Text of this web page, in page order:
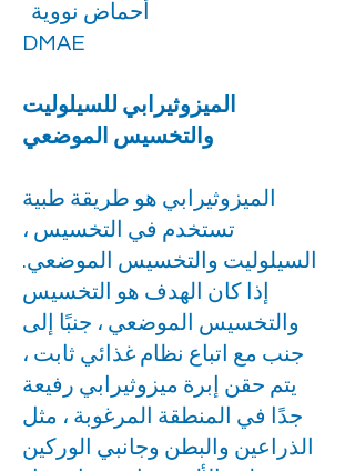
أحماض نووية
DMAE
الميزوثيرابي للسيلوليت
والتخسيس الموضعي
الميزوثيرابي هو طريقة طبية
تستخدم في التخسيس ،
السيلوليت والتخسيس الموضعي.
إذا كان الهدف هو التخسيس
والتخسيس الموضعي ، جنبًا إلى
جنب مع اتباع نظام غذائي ثابت ،
يتم حقن إبرة ميزوثيرابي رفيعة
جدًا في المنطقة المرغوبة ، مثل
الذراعين والبطن وجانبي الوركين